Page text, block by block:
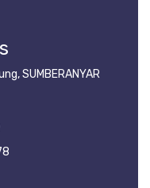
SUMBERANYAR